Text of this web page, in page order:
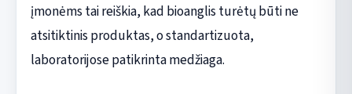
įmonėms tai reiškia, kad bioanglis turėtų būti ne
atsitiktinis produktas, o standartizuota,
laboratorijose patikrinta medžiaga.